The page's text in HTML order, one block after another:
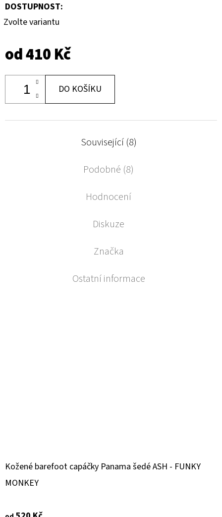
DOSTUPNOST:
Zvolte variantu
od410 Kč
DO KOŠÍKU
Související (8)
Podobné (8)
Hodnocení
Diskuze
Značka
Ostatní informace
Kožené barefoot capáčky Panama šedé ASH - FUNKY
MONKEY